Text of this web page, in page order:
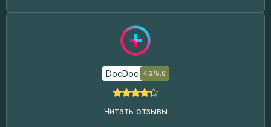
DocDoc 4.3/5.0
Читать отзывы